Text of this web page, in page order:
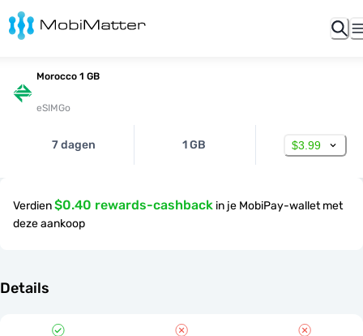
Morocco 1 GB
eSIMGo
7 dagen 1 GB $3.99
Verdien$0.40 rewards-cashback in je MobiPay-wallet met
deze aankoop
Details